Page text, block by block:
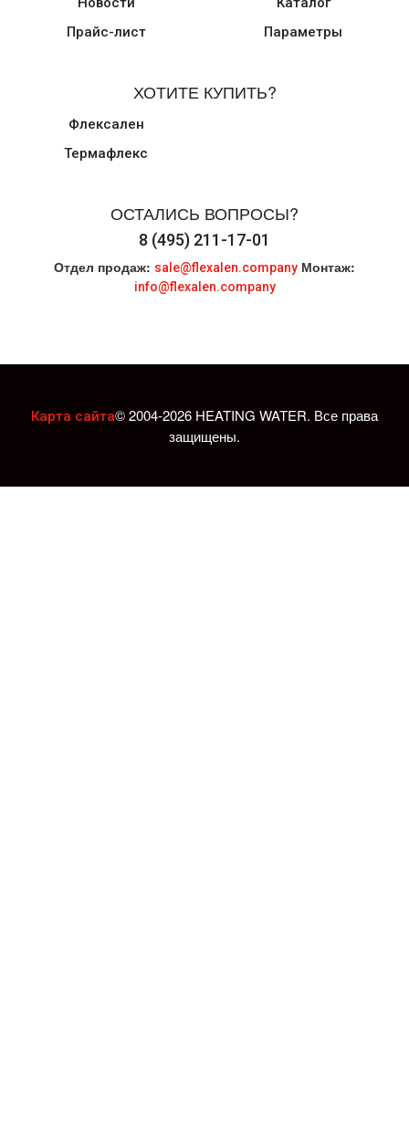
Прайс-лист
Параметры
ХОТИТЕ КУПИТЬ?
Флексален
Термафлекс
ОСТАЛИСЬ ВОПРОСЫ?
8 (495) 211-17-01
Отдел продаж: sale@flexalen.company Монтаж:
info@flexalen.company
Карта сайта© 2004-2026 HEATING WATER. Все права
защищены.